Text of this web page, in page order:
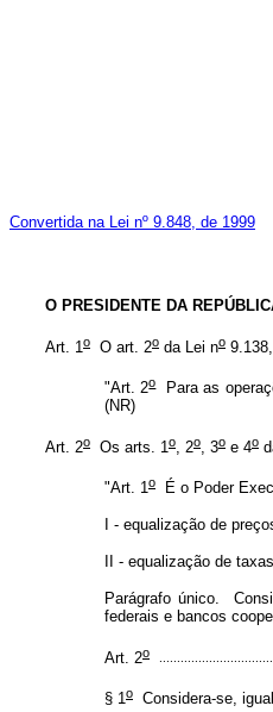
Convertida na Lei nº 9.848, de 1999
O PRESIDENTE DA
Art. 1 o O art. 2o da Lei no
"Art. 2oPara as
(NR)
Art. 2o Os arts. 1 o , 2o , 3o e 4o
"Art. 1o É o Poder
I - equalização de
II - equalização de
Parágrafo único.
federais e bancos
Art. 2o
§ 1o Considera-se,